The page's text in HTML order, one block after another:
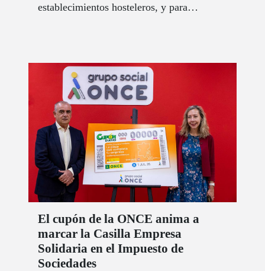
establecimientos hosteleros, y para
El cupón de la ONCE anima a
marcar la Casilla Empresa
Solidaria en el Impuesto de
Sociedades